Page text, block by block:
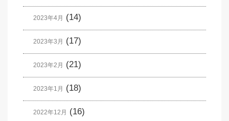
2023年4月 (14)
2023年3月 (17)
2023年2月 (21)
2023年1月 (18)
2022年12月 (16)